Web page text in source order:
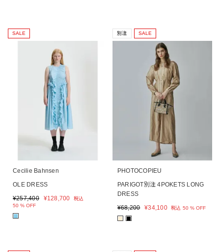
SALE
Cecilie Bahnsen
OLE DRESS
¥257,400 ¥128,700
税込
50 % OFF
■
別注 SALE
PHOTOCOPIEU
PARIGOT別注 4POKETS LONG
DRESS
¥68,200 ¥34,100 税込 50 % OFF
■ ■